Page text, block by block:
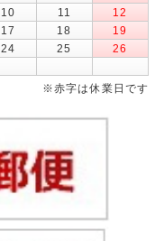
10 11
12
17 18
19
24 25
26
※赤字は休業日です